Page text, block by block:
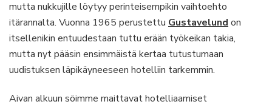
mutta nukkujille löytyy perinteisempikin vaihtoehto
itärannalta. Vuonna 1965 perustettu Gustavelund on
itsellenikin entuudestaan tuttu erään työkeikan takia,
mutta nyt pääsin ensimmäistä kertaa tutustumaan
uudistuksen läpikäyneeseen hotelliin tarkemmin.
Aivan alkuun söimme maittavat hotelliaamiset